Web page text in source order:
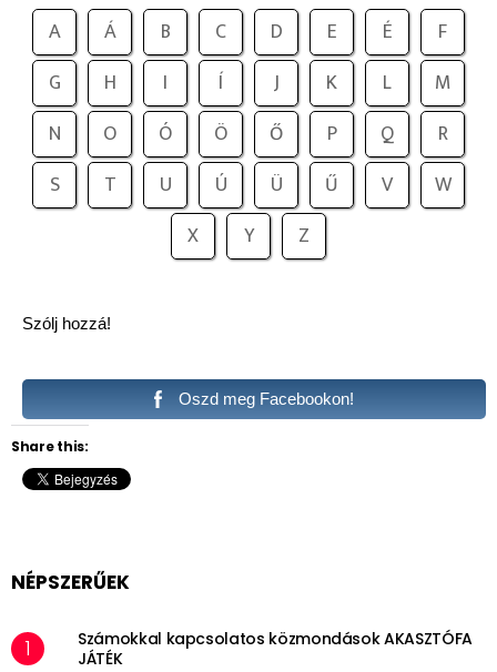
A Á B C D E É
F
G
H I Í J K L
M
N
O Ó Ö Ő P Q
R
S
T U Ú Ü Ű V
W
X
Y Z
Szólj hozzá!
Oszd meg Facebookon!
Share this:
NÉPSZERŰEK
Számokkal kapcsolatos közmondások AKASZTÓFA
JÁTÉK